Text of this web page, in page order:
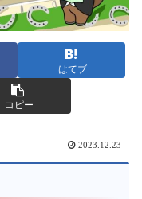
はてブ
コピー
2023.12.23